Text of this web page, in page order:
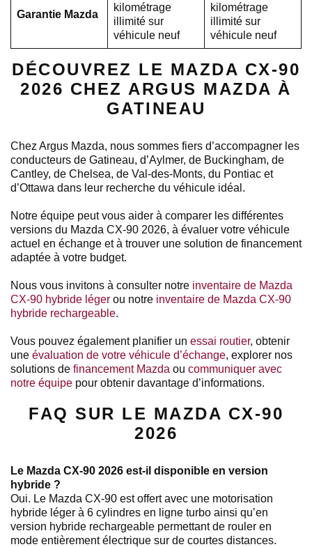
Garantie Mazda
kilométrage
illimité sur
véhicule neuf
kilométrage
illimité sur
véhicule neuf
DÉCOUVREZ LE MAZDA CX-90
2026 CHEZ ARGUS MAZDA À
GATINEAU
Chez Argus Mazda, nous sommes fiers d’accompagner les
conducteurs de Gatineau, d’Aylmer, de Buckingham, de
Cantley, de Chelsea, de Val-des-Monts, du Pontiac et
d’Ottawa dans leur recherche du véhicule idéal.
Notre équipe peut vous aider à comparer les différentes
versions du Mazda CX-90 2026, à évaluer votre véhicule
actuel en échange et à trouver une solution de financement
adaptée à votre budget.
Nous vous invitons à consulter notre inventaire de Mazda
CX-90 hybride léger ou notre inventaire de Mazda CX-90
hybride rechargeable.
Vous pouvez également planifier un essai routier, obtenir
une évaluation de votre véhicule d’échange, explorer nos
solutions de financement Mazda ou communiquer avec
notre équipe pour obtenir davantage d’informations.
FAQ SUR LE MAZDA CX-90
2026
Le Mazda CX-90 2026 est-il disponible en version
hybride ?
Oui. Le Mazda CX-90 est offert avec une motorisation
hybride léger à 6 cylindres en ligne turbo ainsi qu’en
version hybride rechargeable permettant de rouler en
mode entièrement électrique sur de courtes distances.